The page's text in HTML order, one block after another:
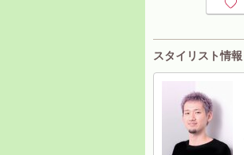
スタイリスト情報